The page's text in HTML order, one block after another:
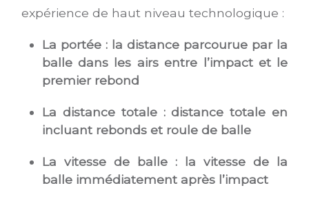
expérience de haut niveau technologique :
La portée : la distance parcourue par la
balle dans les airs entre l’impact et le
premier rebond
La distance totale : distance totale en
incluant rebonds et roule de balle
La vitesse de balle : la vitesse de la
balle immédiatement après l’impact